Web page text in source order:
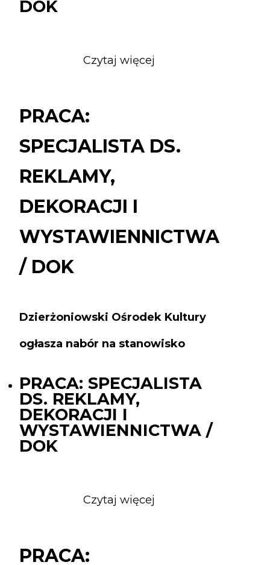
DOK
Czytaj więcej
DEKORACJI
I
PRACA:
SPECJALISTA DS.
REKLAMY,
DEKORACJI I
WYSTAWIENNICTWA
/ DOK
Dzierżoniowski Ośrodek Kultury
ogłasza nabór na stanowisko
PRACA: SPECJALISTA
DS. REKLAMY,
DEKORACJI I
WYSTAWIENNICTWA /
DOK
Czytaj więcej
PRACA: